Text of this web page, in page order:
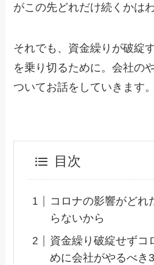
がこの先どれだけ続くかは
それでも、資金繰りが破綻
を乗り切るために。会社の
ついてお話をしていきます。
目次
コロナの影響がどれ
らないから
資金繰り破綻せずコ
めに会社がやるべき